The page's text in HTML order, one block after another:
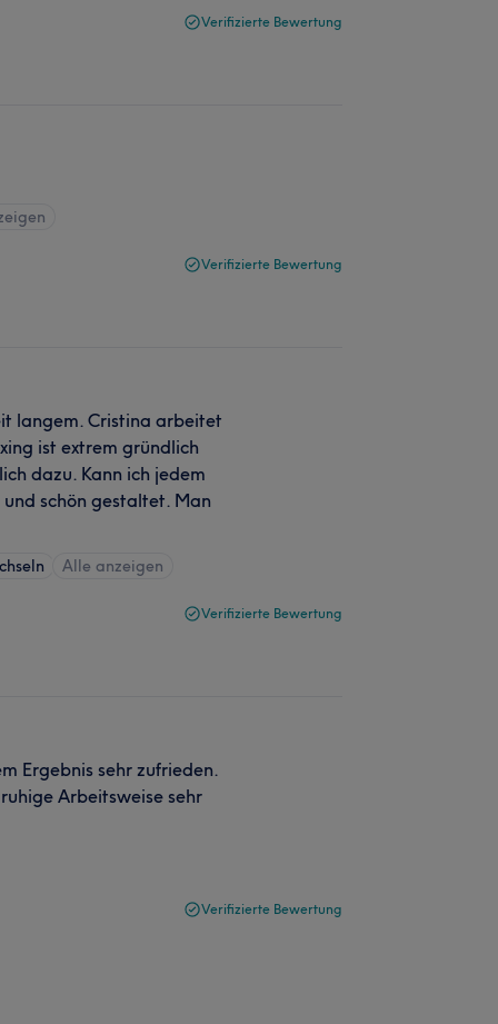
Verifizierte Bewertung
Verifizierte Bewertung
langem. Cristina arbeitet
ist extrem gründlich
dazu. Kann ich jedem
schön gestaltet. Man
Alle anzeigen
Verifizierte Bewertung
Ergebnis sehr zufrieden.
Arbeitsweise sehr
Verifizierte Bewertung